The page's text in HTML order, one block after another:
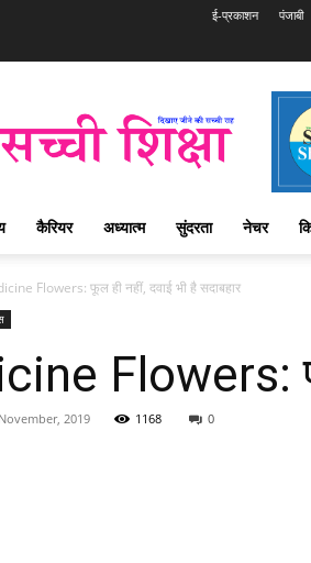
ई-प्रकाशन पंजाबी
Shiksha
शिक्षा
पत्रिका
कैरियर अध्यात्म सुंदरता नेचर
Flowers: फूल ही नहीं, दवाई भी है सदाबहार
Flowers:
2019 1168 0